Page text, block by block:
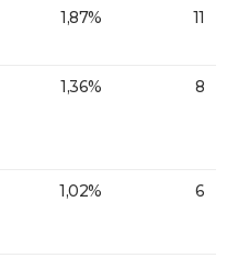
1,87% 11
1,36% 8
1,02% 6